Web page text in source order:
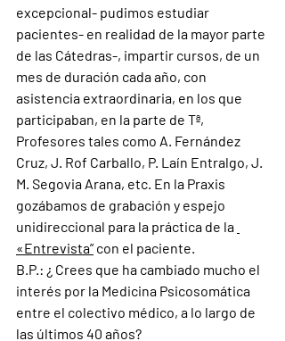
excepcional- pudimos estudiar
pacientes- en realidad de la mayor parte
de las Cátedras-, impartir cursos, de un
mes de duración cada año, con
asistencia extraordinaria, en los que
participaban, en la parte de Tª,
Profesores tales como A. Fernández
Cruz, J. Rof Carballo, P. Laín Entralgo, J.
M. Segovia Arana, etc. En la Praxis
gozábamos de grabación y espejo
unidireccional para la práctica de la
«Entrevista” con el paciente.
B.P.: ¿ Crees que ha cambiado mucho el
interés por la Medicina Psicosomática
entre el colectivo médico, a lo largo de
las últimos 40 años?